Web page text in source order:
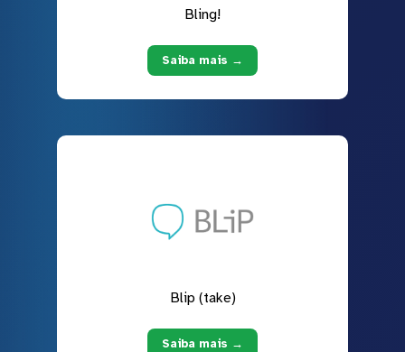
Bling!
Saiba mais →
Blip (take)
Saiba mais →